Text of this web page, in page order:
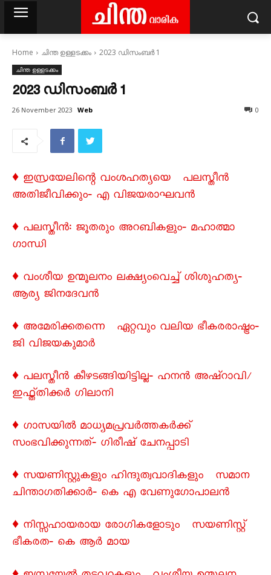
Home ചിന്ത ഉള്ളടക്കം 2023 ഡിസംബർ 1
ചിന്ത ഉള്ളടക്കം
2023 ഡിസംബർ 1
26 November 2023 Web 0
♦ ഇസ്രയേലിന്റെ വംശഹത്യയെ പലസ്തീൻ
അതിജീവിക്കും‐ എ വിജയരാഘവൻ
♦ പലസ്തീൻ: ജൂതരും അറബികളും‐ മഹാത്മാ
ഗാന്ധി
♦ വംശീയ ഉന്മൂലനം ലക്ഷ്യംവെച്ച് ശിശുഹത്യ‐
ആര്യ ജിനദേവൻ
♦ അമേരിക്കതന്നെ ഏറ്റവും വലിയ ഭീകരരാഷ്ട്രം‐
ജി വിജയകുമാർ
♦ പലസ്തീൻ കീഴടങ്ങിയിട്ടില്ല‐ ഹനൻ അഷ്റാവി/
ഇഫ്ത്തിക്കർ ഗിലാനി
♦ ഗാസയിൽ മാധ്യമപ്രവർത്തകർക്ക്
സംഭവിക്കുന്നത്‐ ഗിരീഷ് ചേനപ്പാടി
♦ സയണിസ്റ്റുകളും ഹിന്ദുത്വവാദികളും സമാന
ചിന്താഗതിക്കാർ‐ കെ എ വേണുഗോപാലൻ
♦ നിസ്സഹായരായ രോഗികളോടും സയണിസ്റ്റ്
ഭീകരത‐ കെ ആർ മായ